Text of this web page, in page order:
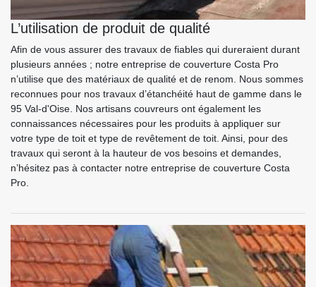
L’utilisation de produit de qualité
Afin de vous assurer des travaux de fiables qui dureraient durant
plusieurs années ; notre entreprise de couverture Costa Pro
n’utilise que des matériaux de qualité et de renom. Nous sommes
reconnues pour nos travaux d’étanchéité haut de gamme dans le
95 Val-d'Oise. Nos artisans couvreurs ont également les
connaissances nécessaires pour les produits à appliquer sur
votre type de toit et type de revêtement de toit. Ainsi, pour des
travaux qui seront à la hauteur de vos besoins et demandes,
n’hésitez pas à contacter notre entreprise de couverture Costa
Pro.